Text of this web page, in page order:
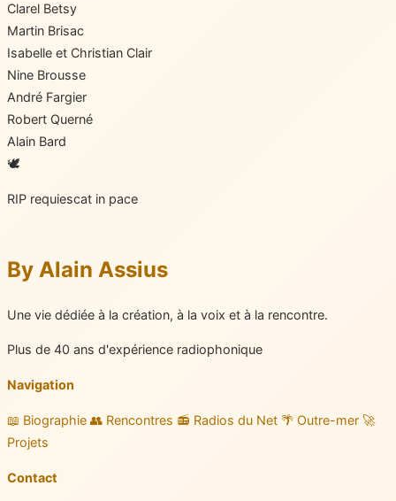
Clarel Betsy
Martin Brisac
Isabelle et Christian Clair
Nine Brousse
André Fargier
Robert Querné
Alain Bard
🕊️
RIP requiescat in pace
By Alain Assius
Une vie dédiée à la création, à la voix et à la rencontre.
Plus de 40 ans d'expérience radiophonique
Navigation
📖 Biographie 👥 Rencontres 📻 Radios du Net 🌴 Outre-mer 🚀
Projets
Contact